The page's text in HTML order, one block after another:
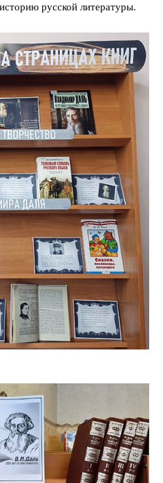
русской литературы.